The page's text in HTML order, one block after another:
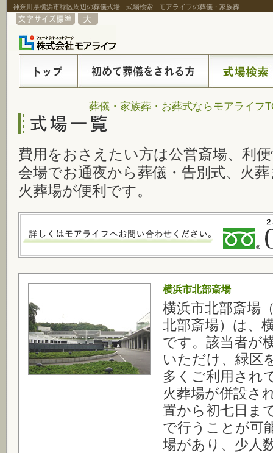
神奈川県横浜市緑区周辺の葬儀式場 - 式場検索 - モアライフの葬儀・家族葬
葬儀・家族葬・お葬式ならモアライフ
費用をおさえたい方は公営斎場、利
会場でお通夜から葬儀・告別式、火
火葬場が便利です。
横浜市北部斎場
横浜市北部斎場
北部斎場）は、
です。該当者が
いただけ、緑区
多くご利用され
火葬場が併設さ
置から初七日ま
で行うことが可
場があり、少人